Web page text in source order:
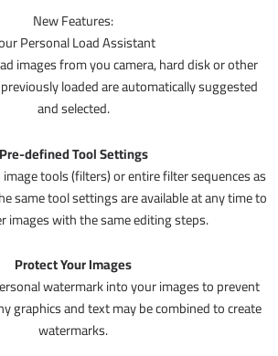
New Features:
Personal Load Assistant
images from you camera, hard disk or other
loaded are automatically suggested
and selected.
Pre-defined Tool Settings
tools (filters) or entire filter sequences as
same tool settings are available at any time to
images with the same editing steps.
Protect Your Images
watermark into your images to prevent
graphics and text may be combined to create
watermarks.